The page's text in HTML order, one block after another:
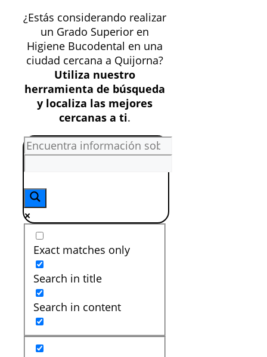
¿Estás considerando realizar
un Grado Superior en
Higiene Bucodental en una
ciudad cercana a Quijorna?
Utiliza nuestro
herramienta de búsqueda
y localiza las mejores
cercanas a ti.
Exact matches only
Search in title
Search in content